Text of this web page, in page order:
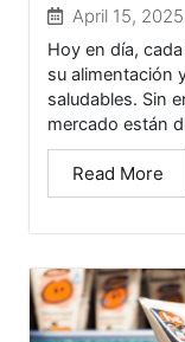
April 15, 2025
Hoy en día,
su alimentación
saludables. Sin
mercado están
Read More